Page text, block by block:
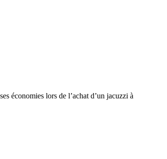
économies lors de l’achat d’un jacuzzi à